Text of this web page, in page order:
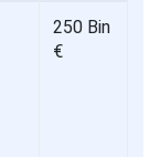
250 Bin
€